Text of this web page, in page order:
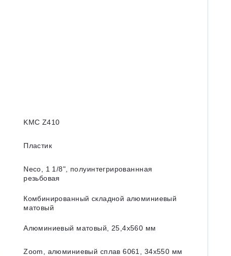
KMC Z410
Пластик
Neco, 1 1/8ʺ, полуинтегрированнная
резьбовая
Комбинированный складной алюминиевый
матовый
Алюминиевый матовый, 25,4х560 мм
Zoom, алюминиевый сплав 6061, 34x550 мм